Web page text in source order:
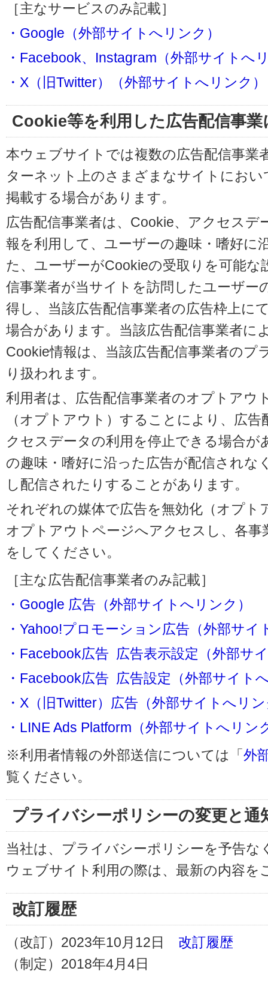
［主なサービスのみ記載］
・Google（外部サイトへリンク）
・Facebook、Instagram（外部サイトへ
・X（旧Twitter）（外部サイトへリンク）
Cookie等を利用した広告配信事
本ウェブサイトでは複数の広告配信事業
ターネット上のさまざまなサイトにお
掲載する場合があります。
広告配信事業者は、Cookie、アクセスデ
報を利用して、ユーザーの趣味・嗜好に
た、ユーザーがCookieの受取りを可能
信事業者が当サイトを訪問したユーザー
得し、当該広告配信事業者の広告枠上に
場合があります。当該広告配信事業者に
Cookie情報は、当該広告配信事業者のプ
り扱われます。
利用者は、広告配信事業者のオプトアウ
（オプトアウト）することにより、広
クセスデータの利用を停止できる場合が
の趣味・嗜好に沿った広告が配信されな
し配信されたりすることがあります。
それぞれの媒体で広告を無効化（オプト
オプトアウトページへアクセスし、各
をしてください。
［主な広告配信事業者のみ記載］
・Google 広告（外部サイトへリンク）
・Yahoo!プロモーション広告（外部サイ
・Facebook広告 広告表示設定（外部サ
・Facebook広告 広告設定（外部サイト
・X（旧Twitter）広告（外部サイトへリ
・LINE Ads Platform（外部サイトへリン
※利用者情報の外部送信については「外
覧ください。
プライバシーポリシーの変更と通
当社は、プライバシーポリシーを予告
ウェブサイト利用の際は、最新の内容を
改訂履歴
（改訂）2023年10月12日 改訂履歴
（制定）2018年4月4日